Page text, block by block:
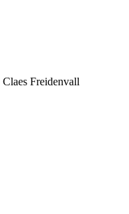
Claes Freidenvall